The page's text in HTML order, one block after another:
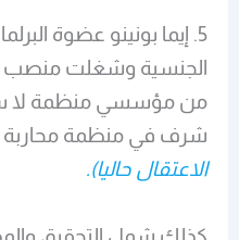
5. إيما بونينو عضوة
الجنسية وشغلت منصب
من مؤسسي منظمة لا
شرف في منظمة محاربة
الاعتقال حاليا).